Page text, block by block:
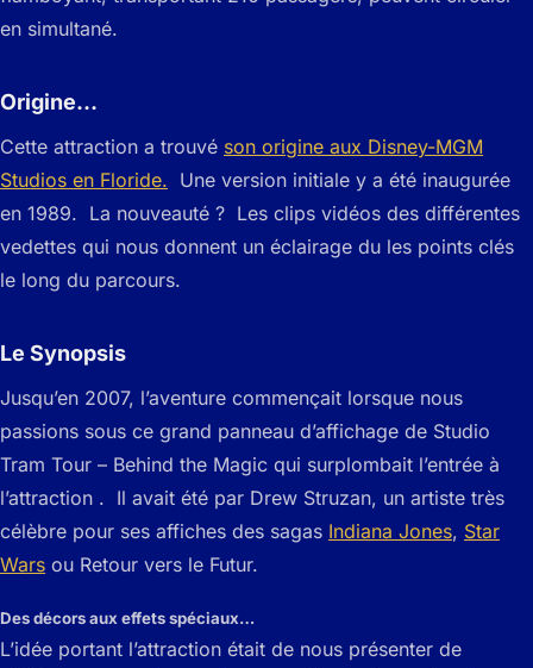
en simultané.
Origine…
Cette attraction a trouvé son origine aux Disney-MGM
Studios en Floride. Une version initiale y a été inaugurée
en 1989. La nouveauté ? Les clips vidéos des différentes
vedettes qui nous donnent un éclairage du les points clés
le long du parcours.
Le Synopsis
Jusqu’en 2007, l’aventure commençait lorsque nous
passions sous ce grand panneau d’affichage de Studio
Tram Tour – Behind the Magic qui surplombait l’entrée à
l’attraction . Il avait été par Drew Struzan, un artiste très
célèbre pour ses affiches des sagas Indiana Jones, Star
Wars ou Retour vers le Futur.
Des décors aux effets spéciaux…
L’idée portant l’attraction était de nous présenter de